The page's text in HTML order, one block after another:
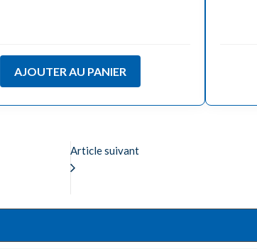
AJOUTER AU PANIER
Article suivant